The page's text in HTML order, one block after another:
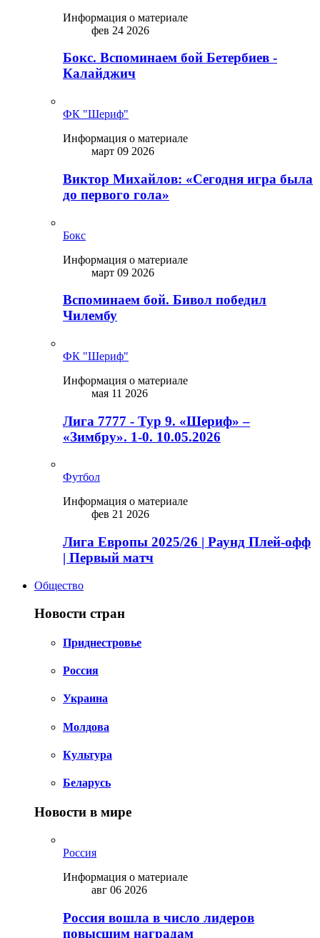
Информация о материале
фев 24 2026
Бокс. Вспоминаем бой Бетербиев -
Калайджич
ФК "Шериф"
Информация о материале
март 09 2026
Виктор Михайлов: «Сегодня игра была
до первого гола»
Бокс
Информация о материале
март 09 2026
Вспоминаем бой. Бивол победил
Чилембу
ФК "Шериф"
Информация о материале
мая 11 2026
Лига 7777 - Тур 9. «Шериф» –
«Зимбру». 1-0. 10.05.2026
Футбол
Информация о материале
фев 21 2026
Лига Европы 2025/26 | Раунд Плей-офф
| Первый матч
Общество
Новости стран
Приднестровье
Россия
Украина
Молдова
Культура
Беларусь
Новости в мире
Россия
Информация о материале
авг 06 2026
Россия вошла в число лидеров
повысшим наградам